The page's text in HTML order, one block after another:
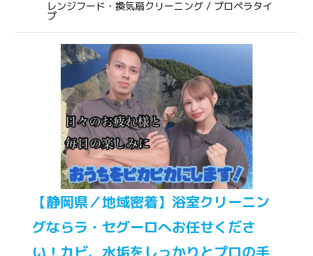
レンジフード・換気扇クリーニング / プロペラタイ
プ
【静岡県／地域密着】浴室クリーニン
グならラ・セグーロへお任せくださ
い！カビ、水垢をしっかりとプロの手